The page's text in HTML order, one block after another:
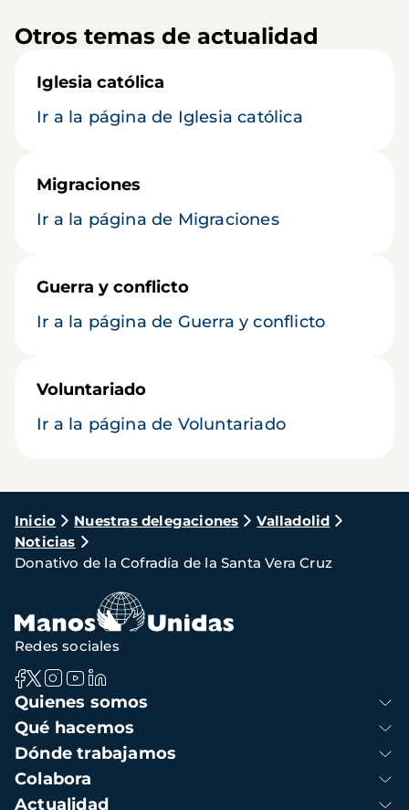
Otros temas de actualidad
Iglesia católica
Ir a la página de Iglesia católica
Migraciones
Ir a la página de Migraciones
Guerra y conflicto
Ir a la página de Guerra y conflicto
Voluntariado
Ir a la página de Voluntariado
Ruta
de
navegación
Inicio Nuestras delegaciones
Valladolid
Noticias
Donativo de la Cofradía de la Santa Vera Cruz
Navegación
principal
Quienes somos
Qué hacemos
Dónde trabajamos
Colabora
Actualidad
Redes sociales